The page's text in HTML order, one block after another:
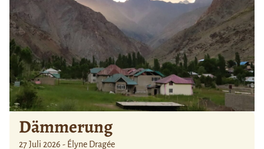
Dämmerung
27 Juli 2026 - Élyne Dragée